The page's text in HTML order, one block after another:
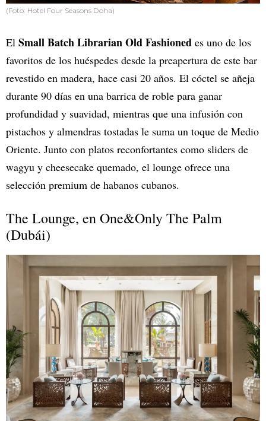
(Foto: Hotel Four Seasons Doha)
El Small Batch Librarian Old Fashioned es uno de los
favoritos de los huéspedes desde la preapertura de este bar
revestido en madera, hace casi 20 años. El cóctel se añeja
durante 90 días en una barrica de roble para ganar
profundidad y suavidad, mientras que una infusión con
pistachos y almendras tostadas le suma un toque de Medio
Oriente. Junto con platos reconfortantes como sliders de
wagyu y cheesecake quemado, el lounge ofrece una
selección premium de habanos cubanos.
The Lounge, en One&Only The Palm
(Dubái)